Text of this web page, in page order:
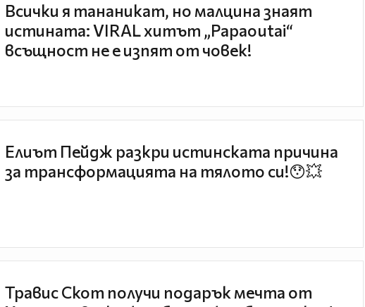
Всички я тананикат, но малцина знаят
истината: VIRAL хитът „Papaoutai“
всъщност не е изпят от човек!
Елиът Пейдж разкри истинската причина
за трансформацията на тялото си!😯💥
Травис Скот получи подарък мечта от